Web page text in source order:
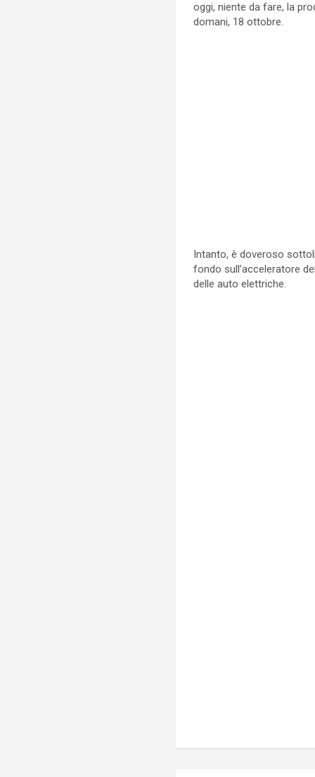
oggi, niente da fare, la
domani, 18 ottobre.
Intanto, è doveroso
fondo sull’acceleratore
delle auto elettriche.